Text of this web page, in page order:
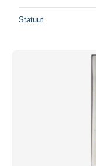
Statuut